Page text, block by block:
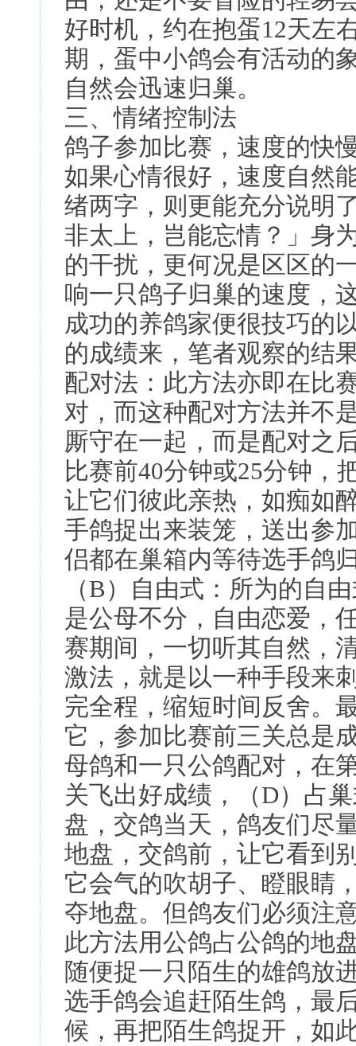
好时机，约在抱蛋12天左
期，蛋中小鸽会有活动的
自然会迅速归巢。
三、情绪控制法
鸽子参加比赛，速度的快
如果心情很好，速度自然
绪两字，则更能充分说明
非太上，岂能忘情？」身
的干扰，更何况是区区的
响一只鸽子归巢的速度，
成功的养鸽家便很技巧的
的成绩来，笔者观察的结
配对法：此方法亦即在比
对，而这种配对方法并不
厮守在一起，而是配对之
比赛前40分钟或25分钟，
让它们彼此亲热，如痴如
手鸽捉出来装笼，送出参
侣都在巢箱内等待选手鸽
（B）自由式：所为的自
是公母不分，自由恋爱，
赛期间，一切听其自然，
激法，就是以一种手段来
完全程，缩短时间反舍。
它，参加比赛前三关总是
母鸽和一只公鸽配对，在
关飞出好成绩，（D）占
盘，交鸽当天，鸽友们尽
地盘，交鸽前，让它看到
它会气的吹胡子、瞪眼睛
夺地盘。但鸽友们必须注
此方法用公鸽占公鸽的地
随便捉一只陌生的雄鸽放
选手鸽会追赶陌生鸽，最
候，再把陌生鸽捉开，如